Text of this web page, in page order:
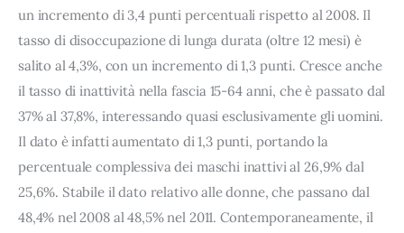
un incremento di 3,4 punti percentuali rispetto al 2008. Il
tasso di disoccupazione di lunga durata (oltre 12 mesi) è
salito al 4,3%, con un incremento di 1,3 punti. Cresce anche
il tasso di inattività nella fascia 15-64 anni, che è passato dal
37% al 37,8%, interessando quasi esclusivamente gli uomini.
Il dato è infatti aumentato di 1,3 punti, portando la
percentuale complessiva dei maschi inattivi al 26,9% dal
25,6%. Stabile il dato relativo alle donne, che passano dal
48,4% nel 2008 al 48,5% nel 2011. Contemporaneamente, il